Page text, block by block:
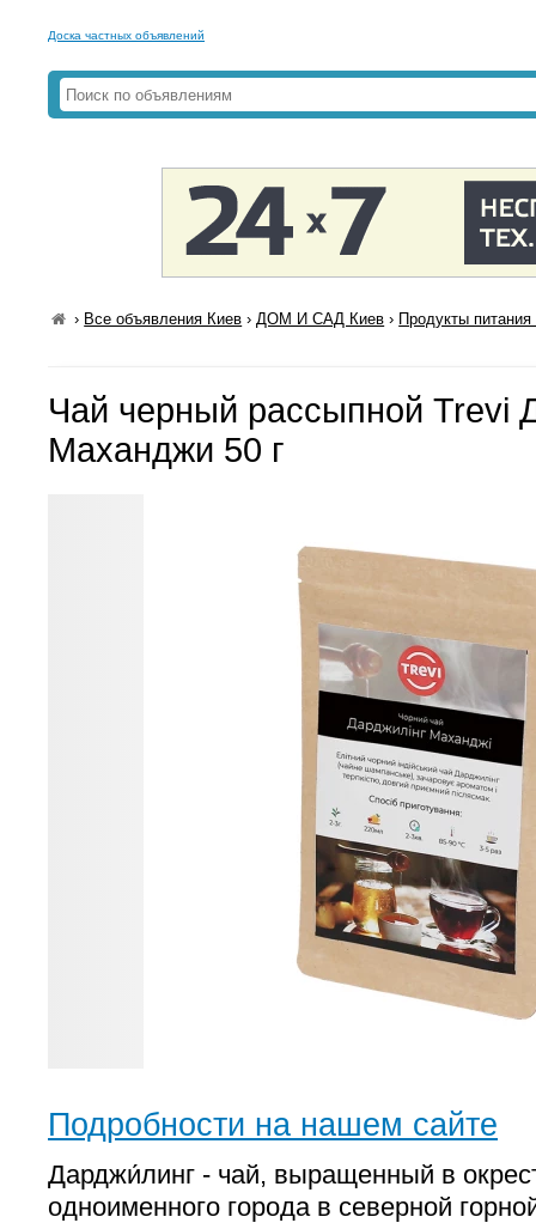
Доска частных объявлений
› Все объявления Киев ›ДОМ И САД Киев › Продукты
Чай черный рассыпной Trevi
Маханджи 50 г
Подробности на нашем сайте
Дарджи́линг - чай, выращенный в
одноименного города в северной